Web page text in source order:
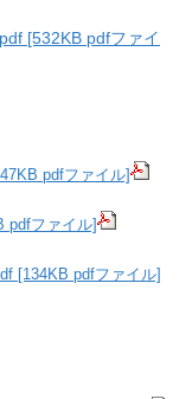
[532KB pdfファイ
pdfファイル]
pdfファイル]
[134KB pdfファイル]